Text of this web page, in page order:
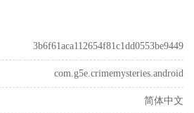
3b6f61aca112654f81c1dd0553be9449
com.g5e.crimemysteries.android
简体中文